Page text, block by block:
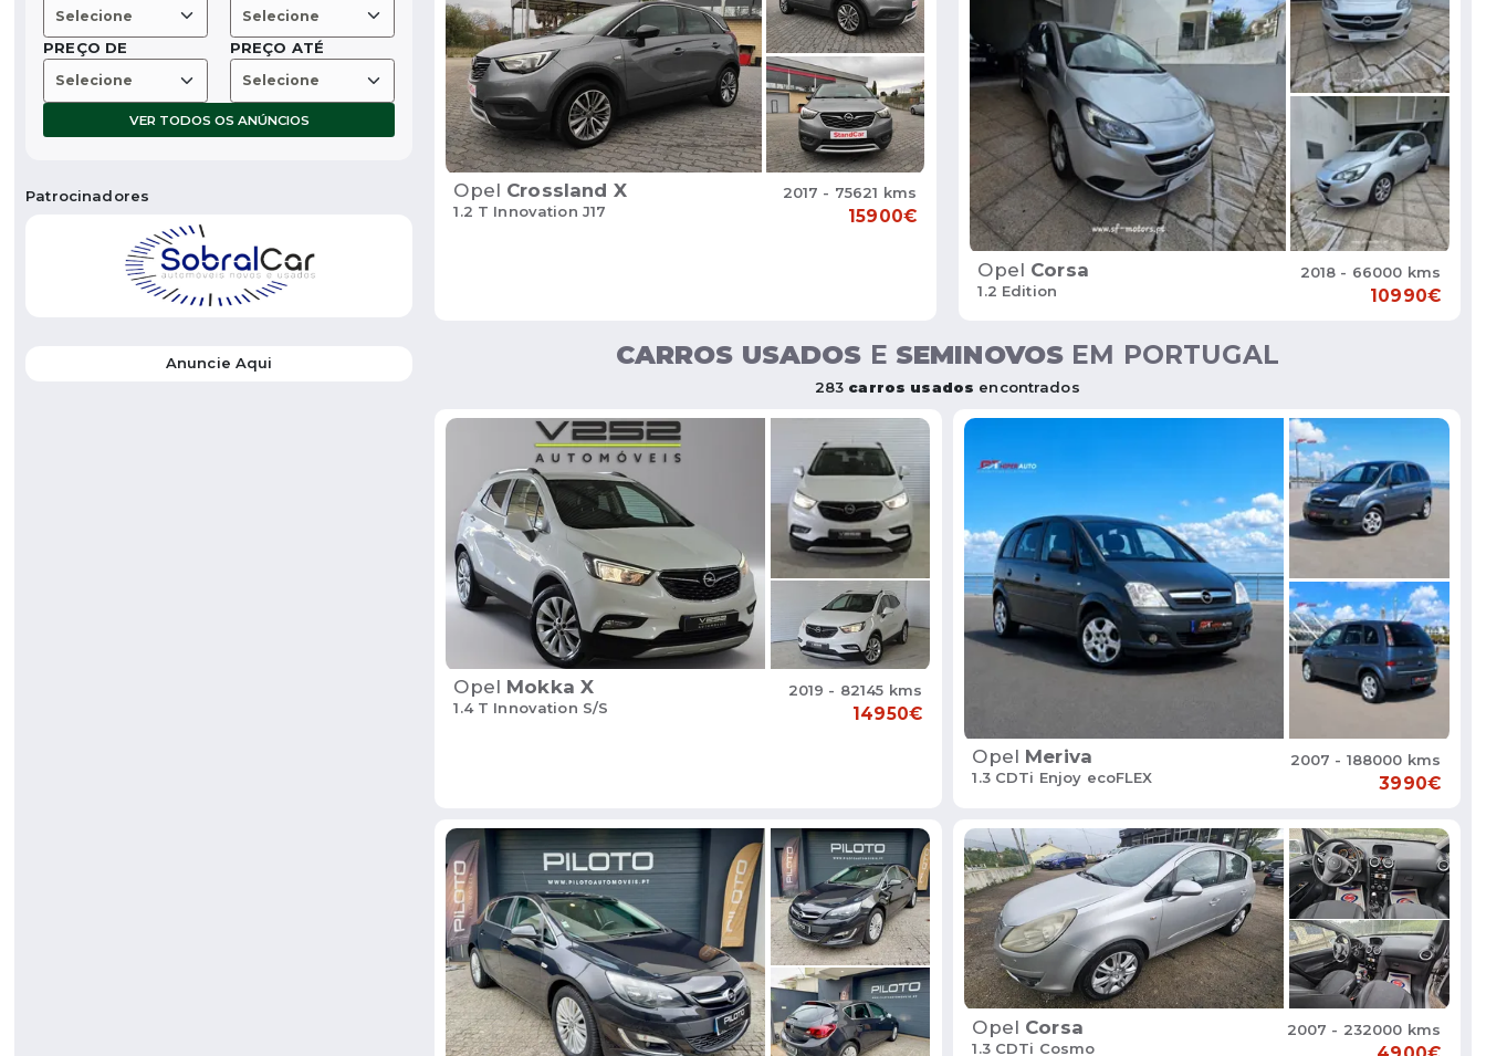
PREÇO DE PREÇO ATÉ
VER TODOS OS ANÚNCIOS
Patrocinadores
Anuncie Aqui
Opel Crossland X
1.2 T Innovation J17
2017 - 75621 kms
15900€
Opel Corsa
1.2 Edition
2018 - 66000 kms
10990€
CARROS USADOS E SEMINOVOS EM PORTUGAL
283 carros usados encontrados
Opel Mokka X
1.4 T Innovation S/S
2019 - 82145 kms
14950€
Opel Meriva
1.3 CDTi Enjoy ecoFLEX
2007 - 188000 kms
3990€
Opel Corsa
1.3 CDTi Cosmo
2007 - 232000 kms